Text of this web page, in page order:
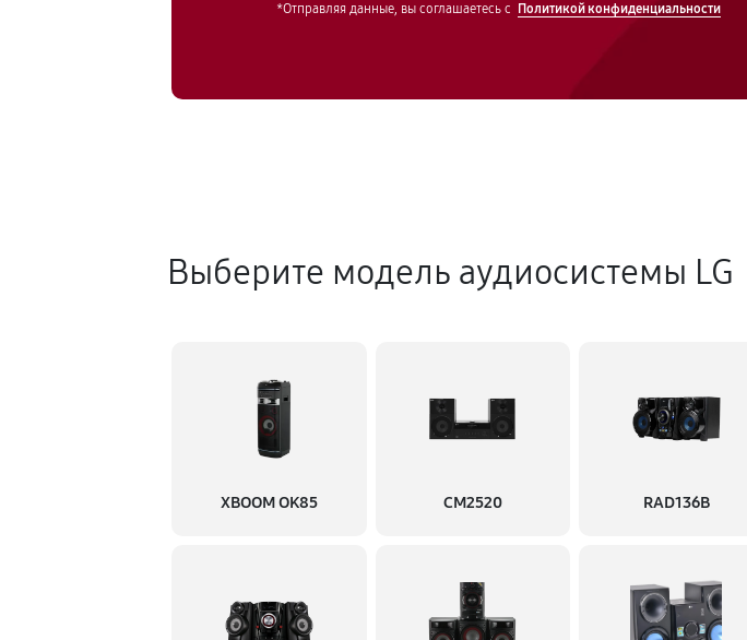
*Отправляя данные, вы соглашаетесь с Политикой конфиденциальности
Выберите модель аудиосистемы LG
XBOOM OK85 CM2520 RAD136B